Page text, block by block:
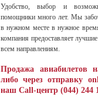
Удобство, выбор и
помощники много лет. Мы
в нужном месте в нужное
компания предоставляет
всем направлениям.
Продажа авиабилетов
либо через отправку
наш Call-центр (044) 244